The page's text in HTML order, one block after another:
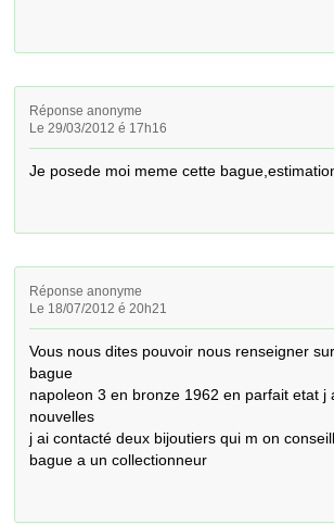
Réponse anonyme
Le 29/03/2012 é 17h16
Je posede moi meme cette
Réponse anonyme
Le 18/07/2012 é 20h21
Vous nous dites pouvoir nous renseigner
bague
napoleon 3 en bronze 1962 en parfait etat j
nouvelles
j ai contacté deux bijoutiers qui m on
bague a un collectionneur